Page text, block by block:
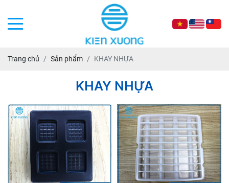
Trang chủ Sản phẩm KHAY NHỰA
KHAY NHỰA